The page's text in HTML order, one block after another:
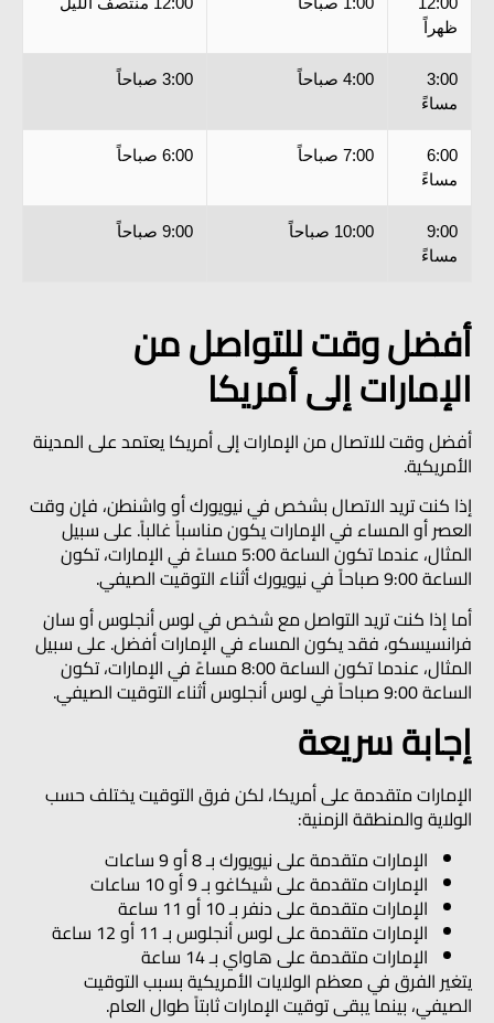
ظهراً
3:00
مساءً
4:00 صباحاً 3:00 صباحاً
6:00
مساءً
7:00 صباحاً 6:00 صباحاً
9:00
مساءً
10:00 صباحاً 9:00 صباحاً
أفضل وقت للتواصل من
الإمارات إلى أمريكا
أفضل وقت للاتصال من الإمارات إلى أمريكا يعتمد على المدينة
الأمريكية.
إذا كنت تريد الاتصال بشخص في نيويورك أو واشنطن، فإن وقت
العصر أو المساء في الإمارات يكون مناسباً غالباً. على سبيل
المثال، عندما تكون الساعة 5:00 مساءً في الإمارات، تكون
الساعة 9:00 صباحاً في نيويورك أثناء التوقيت الصيفي.
أما إذا كنت تريد التواصل مع شخص في لوس أنجلوس أو سان
فرانسيسكو، فقد يكون المساء في الإمارات أفضل. على سبيل
المثال، عندما تكون الساعة 8:00 مساءً في الإمارات، تكون
الساعة 9:00 صباحاً في لوس أنجلوس أثناء التوقيت الصيفي.
إجابة سريعة
الإمارات متقدمة على أمريكا، لكن فرق التوقيت يختلف حسب
الولاية والمنطقة الزمنية:
الإمارات متقدمة على نيويورك بـ 8 أو 9 ساعات
الإمارات متقدمة على شيكاغو بـ 9 أو 10 ساعات
الإمارات متقدمة على دنفر بـ 10 أو 11 ساعة
الإمارات متقدمة على لوس أنجلوس بـ 11 أو 12 ساعة
الإمارات متقدمة على هاواي بـ 14 ساعة
يتغير الفرق في معظم الولايات الأمريكية بسبب التوقيت
الصيفي، بينما يبقى توقيت الإمارات ثابتاً طوال العام.